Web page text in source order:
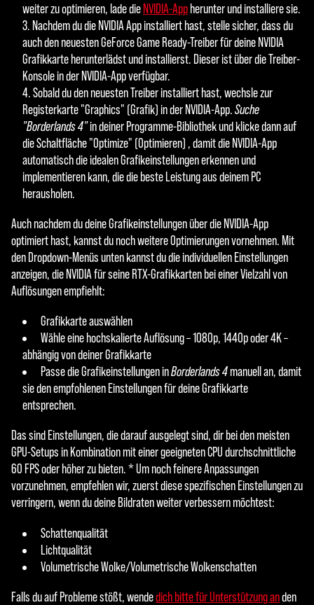
weiter zu optimieren, lade dieNVIDIA-Appherunter und installiere sie.
Nachdem du die NVIDIA App installiert hast, stelle sicher, dass du
auch den neuesten GeForce Game Ready-Treiber für deine NVIDIA
Grafikkarte herunterlädst und installierst. Dieser ist über die Treiber-
Konsole in der NVIDIA-App verfügbar.
Sobald du den neuesten Treiber installiert hast, wechsle zur
Registerkarte "Graphics" (Grafik) in der NVIDIA-App.Suche
"Borderlands 4"in deiner Programme-Bibliothek und klicke dann auf
die Schaltfläche "Optimize" (Optimieren) , damit die NVIDIA-App
automatisch die idealen Grafikeinstellungen erkennen und
implementieren kann, die die beste Leistung aus deinem PC
herausholen.
Auch nachdem du deine Grafikeinstellungen über die NVIDIA-App
optimiert hast, kannst du noch weitere Optimierungen vornehmen. Mit
den Dropdown-Menüs unten kannst du die individuellen Einstellungen
anzeigen, die NVIDIA für seine RTX-Grafikkarten bei einer Vielzahl von
Auflösungen empfiehlt:
Grafikkarte auswählen
Wähle eine hochskalierte Auflösung – 1080p, 1440p oder 4K –
abhängig von deiner Grafikkarte
Passe die Grafikeinstellungen inBorderlands 4manuell an, damit
sie den empfohlenen Einstellungen für deine Grafikkarte
entsprechen.
Das sind Einstellungen, die darauf ausgelegt sind, dir bei den meisten
GPU-Setups in Kombination mit einer geeigneten CPU durchschnittliche
60 FPS oder höher zu bieten. * Um noch feinere Anpassungen
vorzunehmen, empfehlen wir, zuerst diese spezifischen Einstellungen zu
verringern, wenn du deine Bildraten weiter verbessern möchtest:
Schattenqualität
Lichtqualität
Volumetrische Wolke/Volumetrische Wolkenschatten
Falls du auf Probleme stößt, wendedich bitte für Unterstützung anden